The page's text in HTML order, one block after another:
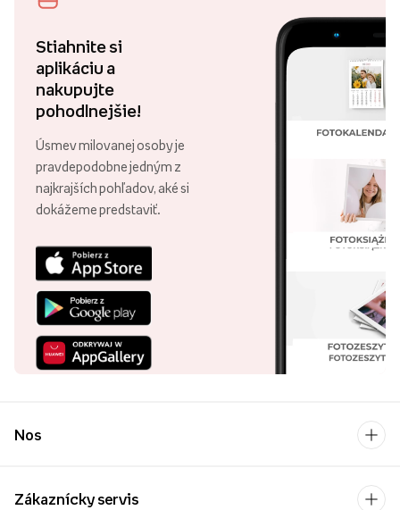
Stiahnite si
aplikáciu a
nakupujte
pohodlnejšie!
Úsmev milovanej osoby je
pravdepodobne jedným z
najkrajších pohľadov, aké si
dokážeme predstaviť.
Nos
Zákaznícky servis